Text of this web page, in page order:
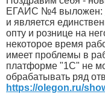
ЕГАИС №4 выложен:
и является
опту и рознице на
некоторое время
имеет проблемы в
платформе "1С" не
обрабатывать ряд
https://olegon.ru/